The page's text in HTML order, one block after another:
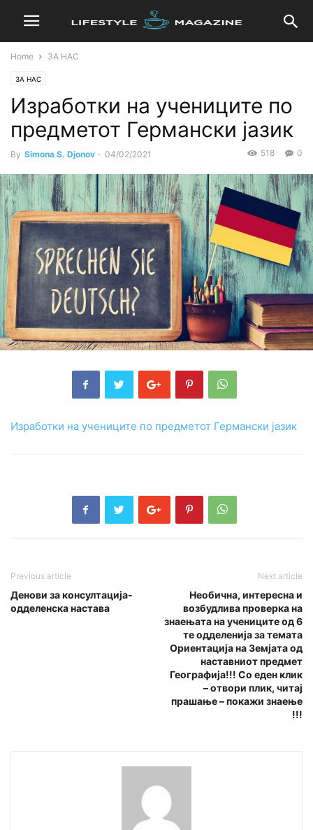
Home ЗА НАС
ЗА НАС
Изработки на учениците по
предметот Германски јазик
By Simona S. Djonov - 04/02/2021 0
518
Изработки на учениците по предметот Германски јазик
Previous article
Денови за консултација-
одделенска настава
Next article
Необична, интересна и
возбудлива проверка на
знаењата на учениците од 6
те одделенија за темата
Ориентација на Земјата од
наставниот предмет
Географија!!! Со еден клик
– отвори плик, читај
прашање – покажи знаење
!!!